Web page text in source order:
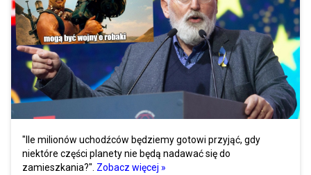
"Ile milionów uchodźców będziemy gotowi przyjąć, gdy
niektóre części planety nie będą nadawać się do
zamieszkania?". Zobacz więcej »